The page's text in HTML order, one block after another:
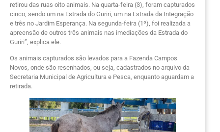
retirou das ruas oito animais. Na quarta-feira (3), foram capturados
cinco, sendo um na Estrada do Guriri, um na Estrada da Integração
e três no Jardim Esperança. Na segunda-feira (1º), foi realizada a
apreensão de outros três animais nas imediações da Estrada do
Guriri”, explica ele.
Os animais capturados são levados para a Fazenda Campos
Novos, onde são resenhados, ou seja, cadastrados no arquivo da
Secretaria Municipal de Agricultura e Pesca, enquanto aguardam a
retirada.